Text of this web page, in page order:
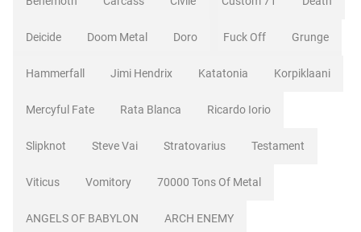
Deicide Doom Metal Doro Fuck Off Grunge
Hammerfall Jimi Hendrix Katatonia Korpiklaani
Mercyful Fate Rata Blanca Ricardo Iorio
Slipknot Steve Vai Stratovarius Testament
Viticus Vomitory 70000 Tons Of Metal
ANGELS OF BABYLON ARCH ENEMY